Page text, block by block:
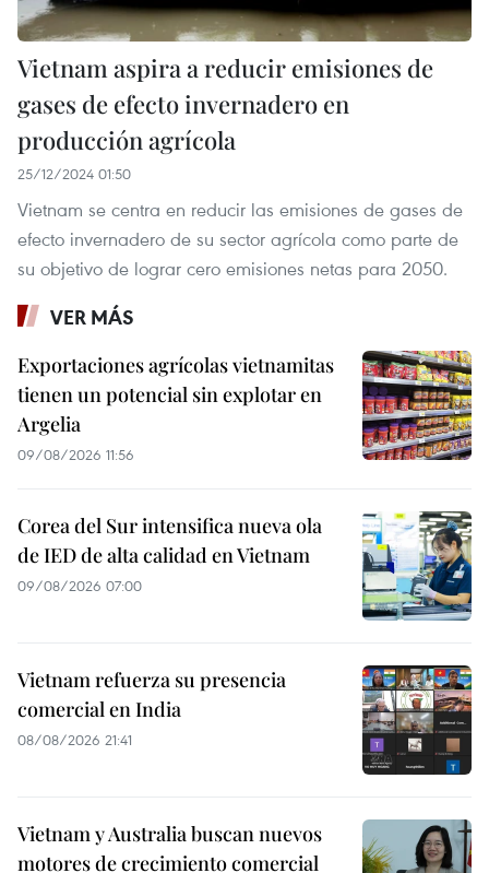
Vietnam aspira a reducir emisiones de
gases de efecto invernadero en
producción agrícola
25/12/2024 01:50
Vietnam se centra en reducir las emisiones de gases de
efecto invernadero de su sector agrícola como parte de
su objetivo de lograr cero emisiones netas para 2050.
VER MÁS
Exportaciones agrícolas vietnamitas
tienen un potencial sin explotar en
Argelia
09/08/2026 11:56
Corea del Sur intensifica nueva ola
de IED de alta calidad en Vietnam
09/08/2026 07:00
Vietnam refuerza su presencia
comercial en India
08/08/2026 21:41
Vietnam y Australia buscan nuevos
motores de crecimiento comercial